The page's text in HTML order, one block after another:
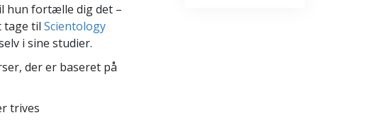
hun fortælle dig det –
tage til Scientology
i sine studier.
der er baseret på
trives